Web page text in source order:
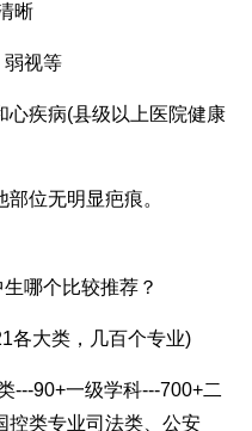
晰
弱视等
心疾病(县级以上医院健康
位无明显疤痕。
哪个比较推荐？
各大类，几百个专业)
---90+一级学科---700+二
控类专业司法类、公安